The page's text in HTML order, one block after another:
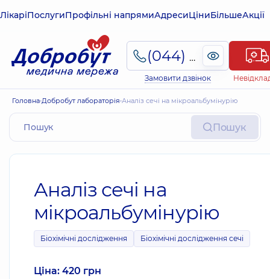
ЛікаріПослугиПрофільні напрямиАдресиЦіниБільшеАкції
(044) 495-2-888
Замовити дзвінок
Головна Добробут лабораторія Аналіз сечі на мікроальбумінурію
Пошук
Аналіз сечі на
мікроальбумінурію
Біохімічні дослідження Біохімічні дослідження сечі
Ціна: 420 грн